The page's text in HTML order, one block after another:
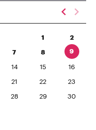
1 2
7 8 9
14 15 16
21 22 23
28 29 30